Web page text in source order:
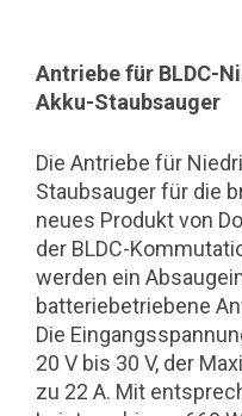
Antriebe für BLDC-
Akku-Staubsauger
Die Antriebe für
Staubsauger für die
neues Produkt von
der BLDC-
werden ein
batteriebetriebene
Die
20 V bis 30 V, der
zu 22 A. Mit